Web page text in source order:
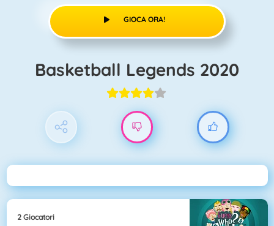
GIOCA ORA!
Basketball Legends 2020
2 Giocatori